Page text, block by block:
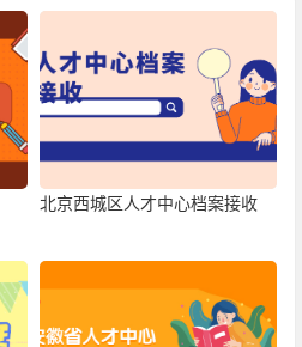
北京西城区人才中心档案接收